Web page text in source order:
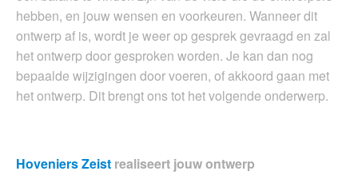
hebben, en jouw wensen en voorkeuren. Wanneer dit
ontwerp af is, wordt je weer op gesprek gevraagd en zal
het ontwerp door gesproken worden. Je kan dan nog
bepaalde wijzigingen door voeren, of akkoord gaan met
het ontwerp. Dit brengt ons tot het volgende onderwerp.
Hoveniers Zeist realiseert jouw ontwerp